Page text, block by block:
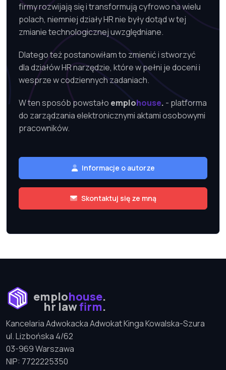
firmy rozwijają się i transformują cyfrowo na wielu
polach, niemniej działy HR nie były dotąd w tej
zmianie technologicznej uwzględniane.
Dlatego też postanowiłam to zmienić i stworzyć
dla działów HR narzędzie, które w pełni je doceni i
wesprze w codziennych zadaniach.
W ten sposób powstało emplohouse - platforma
do zarządzania elektronicznymi aktami osobowymi
pracowników.
Informacje o autorze
Skontaktuj się ze mną
emplohouse.
hr lawfirm.
Kancelaria Adwokacka Adwokat Kinga Kowalska-Szura
ul. Lizbońska 4/62
03-969 Warszawa
NIP: 7722225350